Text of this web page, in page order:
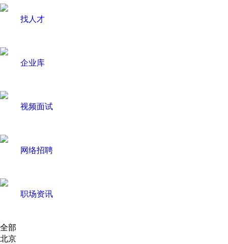
找人才
企业库
视频面试
网络招聘
职场资讯
全部
北京